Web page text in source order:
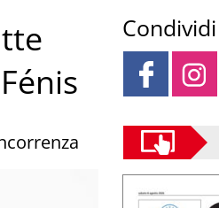
Condividi